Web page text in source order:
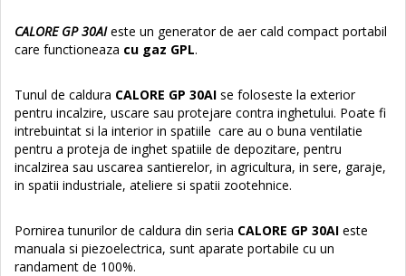
CALORE GP 30AIeste un generator de aer cald compact portabil
care functioneaza cu gaz GPL.
Tunul de caldura CALORE GP 30AI se foloseste la exterior
pentru incalzire, uscare sau protejare contra inghetului. Poate fi
intrebuintat si la interior in spatiile care au o buna ventilatie
pentru a proteja de inghet spatiile de depozitare, pentru
incalzirea sau uscarea santierelor, in agricultura, in sere, garaje,
in spatii industriale, ateliere si spatii zootehnice.
Pornirea tunurilor de caldura din seria CALORE GP 30AI este
manuala si piezoelectrica, sunt aparate portabile cu un
randament de 100%.